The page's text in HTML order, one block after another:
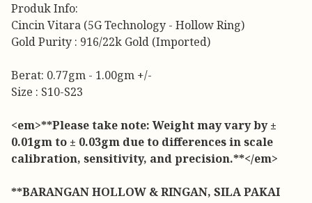
Produk Info:
Cincin Vitara (5G Technology - Hollow Ring)
Gold Purity : 916/22k Gold (Imported)
Berat: 0.77gm - 1.00gm +/-
Size : S10-S23
<em>**Please take note: Weight may vary by ±
0.01gm to ± 0.03gm due to differences in scale
calibration, sensitivity, and precision.**</em>
**BARANGAN HOLLOW & RINGAN, SILA PAKAI